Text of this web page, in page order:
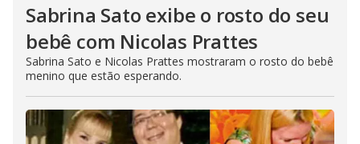
Sabrina Sato exibe o rosto do seu
bebê com Nicolas Prattes
Sabrina Sato e Nicolas Prattes mostraram o rosto do bebê
menino que estão esperando.